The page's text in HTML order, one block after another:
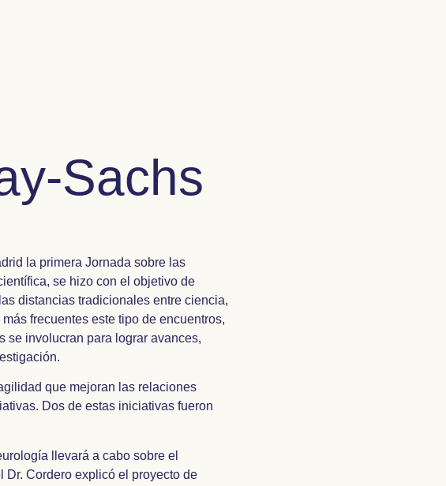
Sachs
la primera Jornada sobre las
se hizo con el objetivo de
distancias tradicionales entre ciencia,
frecuentes este tipo de encuentros,
se involucran para lograr avances,
que mejoran las relaciones
Dos de estas iniciativas fueron
llevará a cabo sobre el
Dr. Cordero explicó el proyecto de